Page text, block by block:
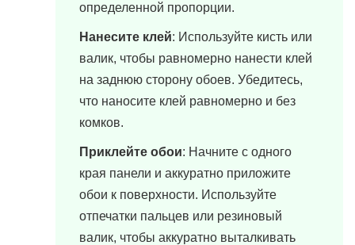
определенной пропорции.
Нанесите клей: Используйте кисть или
валик, чтобы равномерно нанести клей
на заднюю сторону обоев. Убедитесь,
что наносите клей равномерно и без
комков.
Приклейте обои: Начните с одного
края панели и аккуратно приложите
обои к поверхности. Используйте
отпечатки пальцев или резиновый
валик, чтобы аккуратно выталкивать